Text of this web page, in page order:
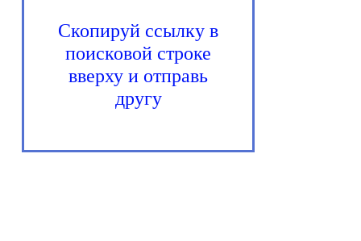
Скопируй ссылку в
поисковой строке
вверху и отправь
другу